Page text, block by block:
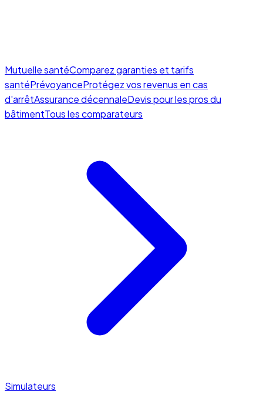
Mutuelle santéComparez garanties et tarifs
santéPrévoyanceProtégez vos revenus en cas
d'arrêtAssurance décennaleDevis pour les pros du
bâtimentTous les comparateurs
Simulateurs